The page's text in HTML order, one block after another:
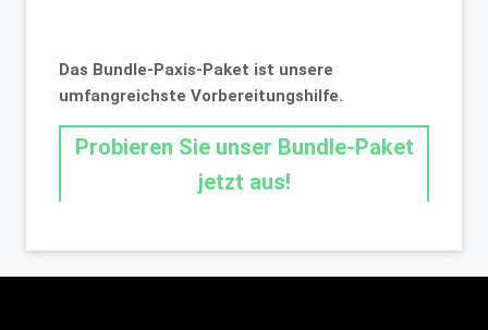
Das Bundle-Paxis-Paket ist unsere
umfangreichste Vorbereitungshilfe.
Probieren Sie unser Bundle-Paket
jetzt aus!